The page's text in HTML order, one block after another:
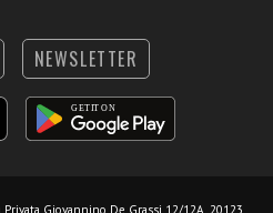
NEWSLETTER
Giovannino De Grassi 12/12A, 20123